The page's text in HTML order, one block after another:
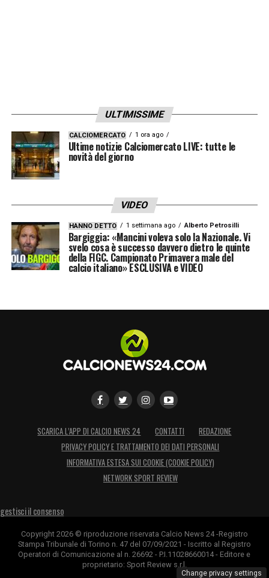
ULTIMISSIME
CALCIOMERCATO 1 ora ago
Ultime notizie Calciomercato LIVE: tutte le
novità del giorno
VIDEO
HANNO DETTO 1 settimana ago Alberto Petrosilli
Bargiggia: «Mancini voleva solo la Nazionale. Vi
svelo cosa è successo davvero dietro le quinte
della FIGC. Campionato Primavera male del
calcio italiano» ESCLUSIVA e VIDEO
SCARICA L’APP DI CALCIO NEWS 24 CONTATTI
REDAZIONE
PRIVACY POLICY E TRATTAMENTO DEI DATI PERSONALI
INFORMATIVA ESTESA SUI COOKIE (COOKIE POLICY)
NETWORK SPORT REVIEW
gestisci il consenso
Copyright 2026 © riproduzione riservata Calcio News 24 -Registro
Stampa Tribunale di Torino n. 47 del 07/09/2021 - Iscritto al Registro
Operatori di Comunicazione al n. 26692 - P.I.11028660014 - Editore e
proprietario: Sport Review s.r.l.
Change privacy settings